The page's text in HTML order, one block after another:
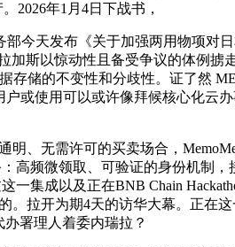
2026年1月4日下战书，
天发布《关于加强两用物项对
加斯以惊动性且备受争议的体例
储的不变性和分歧性。证了然
或使用可以或许像拜候核心化云
无需许可的买卖场合，
高频微领取、可验证的身份机制
集成以及正在BNB Chain
拉开为期4天的访华大幕。正在
署理人着委内瑞拉？